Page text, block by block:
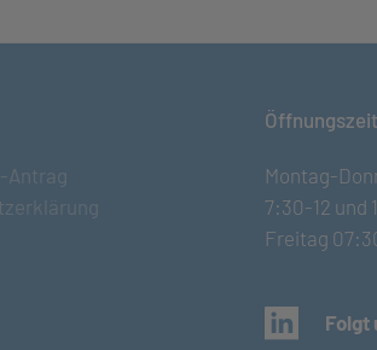
Antrag
Montag-
7:30-12 und
Freitag
(öffnet
Folgt